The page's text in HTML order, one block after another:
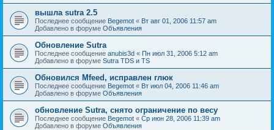
вышла sutra 2.5
Последнее сообщение Begemot « Вт авг 01, 2006 11:57 am
Добавлено в форуме Объявления
Обновление Sutra
Последнее сообщение anubis3d « Пн июл 31, 2006 5:12 am
Добавлено в форуме Sutra TDS и TS
Обновился Mfeed, исправлен глюк
Последнее сообщение Begemot « Вт июл 04, 2006 11:46 am
Добавлено в форуме Объявления
обновление Sutra, снято ограничение по весу
Последнее сообщение Begemot « Ср июн 28, 2006 11:39 am
Добавлено в форуме Объявления